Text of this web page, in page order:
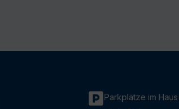
Parkplätze im Haus